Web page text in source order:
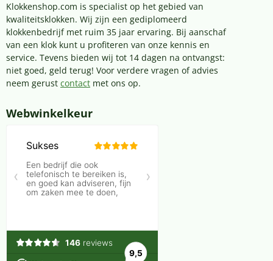
Klokkenshop.com is specialist op het gebied van
kwaliteitsklokken. Wij zijn een gediplomeerd
klokkenbedrijf met ruim 35 jaar ervaring. Bij aanschaf
van een klok kunt u profiteren van onze kennis en
service. Tevens bieden wij tot 14 dagen na ontvangst:
niet goed, geld terug! Voor verdere vragen of advies
neem gerust contact met ons op.
Webwinkelkeur